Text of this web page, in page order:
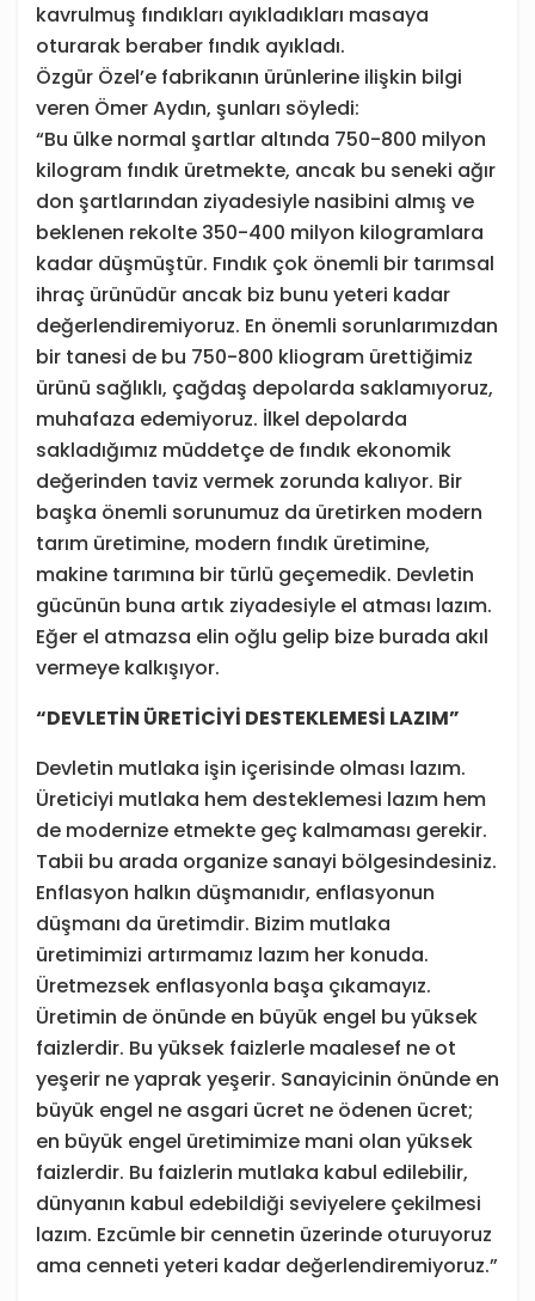
kavrulmuş fındıkları ayıkladıkları masaya
oturarak beraber fındık ayıkladı.
Özgür Özel’e fabrikanın ürünlerine ilişkin bilgi
veren Ömer Aydın, şunları söyledi:
“Bu ülke normal şartlar altında 750-800 milyon
kilogram fındık üretmekte, ancak bu seneki ağır
don şartlarından ziyadesiyle nasibini almış ve
beklenen rekolte 350-400 milyon kilogramlara
kadar düşmüştür. Fındık çok önemli bir tarımsal
ihraç ürünüdür ancak biz bunu yeteri kadar
değerlendiremiyoruz. En önemli sorunlarımızdan
bir tanesi de bu 750-800 kliogram ürettiğimiz
ürünü sağlıklı, çağdaş depolarda saklamıyoruz,
muhafaza edemiyoruz. İlkel depolarda
sakladığımız müddetçe de fındık ekonomik
değerinden taviz vermek zorunda kalıyor. Bir
başka önemli sorunumuz da üretirken modern
tarım üretimine, modern fındık üretimine,
makine tarımına bir türlü geçemedik. Devletin
gücünün buna artık ziyadesiyle el atması lazım.
Eğer el atmazsa elin oğlu gelip bize burada akıl
vermeye kalkışıyor.
“DEVLETİN ÜRETİCİYİ DESTEKLEMESİ LAZIM”
Devletin mutlaka işin içerisinde olması lazım.
Üreticiyi mutlaka hem desteklemesi lazım hem
de modernize etmekte geç kalmaması gerekir.
Tabii bu arada organize sanayi bölgesindesiniz.
Enflasyon halkın düşmanıdır, enflasyonun
düşmanı da üretimdir. Bizim mutlaka
üretimimizi artırmamız lazım her konuda.
Üretmezsek enflasyonla başa çıkamayız.
Üretimin de önünde en büyük engel bu yüksek
faizlerdir. Bu yüksek faizlerle maalesef ne ot
yeşerir ne yaprak yeşerir. Sanayicinin önünde en
büyük engel ne asgari ücret ne ödenen ücret;
en büyük engel üretimimize mani olan yüksek
faizlerdir. Bu faizlerin mutlaka kabul edilebilir,
dünyanın kabul edebildiği seviyelere çekilmesi
lazım. Ezcümle bir cennetin üzerinde oturuyoruz
ama cenneti yeteri kadar değerlendiremiyoruz.”